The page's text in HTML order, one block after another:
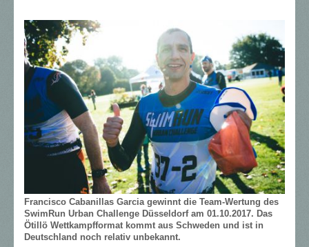
Francisco Cabanillas Garcia gewinnt die Team-Wertung des
SwimRun Urban Challenge Düsseldorf am 01.10.2017. Das
Ötillö Wettkampfformat kommt aus Schweden und ist in
Deutschland noch relativ unbekannt.